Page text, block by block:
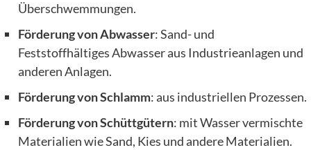
Überschwemmungen.
Förderung von Abwasser: Sand- und
Feststoffhältiges Abwasser aus Industrieanlagen und
anderen Anlagen.
Förderung von Schlamm: aus industriellen Prozessen.
Förderung von Schüttgütern: mit Wasser vermischte
Materialien wie Sand, Kies und andere Materialien.